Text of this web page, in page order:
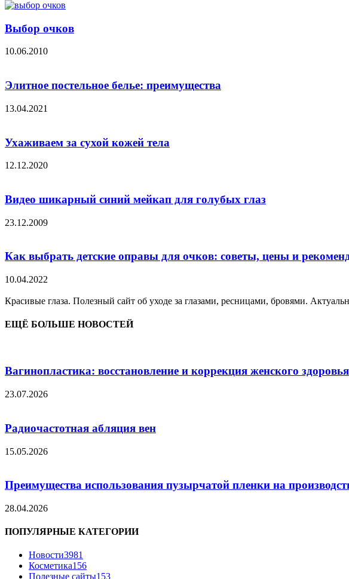
Выбор очков
10.06.2010
Элитное постельное белье: преимущества
13.04.2021
Ухаживаем за сухой кожей тела
12.12.2020
Видео шикарный синий мейкап для голубых глаз
23.12.2009
Как выбрать детские оправы для очков: советы, цены и
10.04.2022
Красивые глаза. Полезный сайт об уходе за глазами, ресницами, бровями.
ЕЩЁ БОЛЬШЕ НОВОСТЕЙ
Вагинопластика: восстановление и коррекция женского здоровья
23.07.2026
Радиочастотная абляция вен
15.05.2026
Преимущества использования пузырчатой пленки на
28.04.2026
ПОПУЛЯРНЫЕ КАТЕГОРИИ
Новости3981
Косметика156
Полезные сайты153